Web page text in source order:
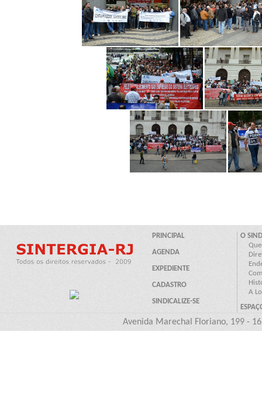
Avenida Marechal Floriano, 199 -